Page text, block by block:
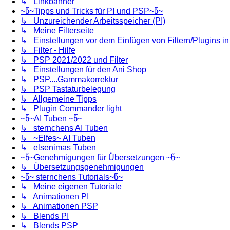
~წ~Tipps und Tricks für PI und PSP~წ~
↳ Unzureichender Arbeitsspeicher (PI)
↳ Meine Filterseite
↳ Einstellungen vor dem Einfügen von Filtern/Plugins in
↳ Filter - Hilfe
↳ PSP 2021/2022 und Filter
↳ Einstellungen für den Ani Shop
↳ PSP....Gammakorrektur
↳ PSP Tastaturbelegung
↳ Allgemeine Tipps
↳ Plugin Commander light
~წ~AI Tuben ~წ~
↳ sternchens AI Tuben
↳ ~Elfes~ AI Tuben
↳ elsenimas Tuben
~წ~Genehmigungen für Übersetzungen ~წ~
↳ Übersetzungsgenehmigungen
~წ~ sternchens Tutorials~წ~
↳ Meine eigenen Tutoriale
↳ Animationen PI
↳ Animationen PSP
↳ Blends PI
↳ Blends PSP